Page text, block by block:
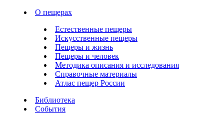
О пещерах
Естественные пещеры
Искусственные пещеры
Пещеры и жизнь
Пещеры и человек
Методика описания и исследования
Справочные материалы
Атлас пещер России
Библиотека
События